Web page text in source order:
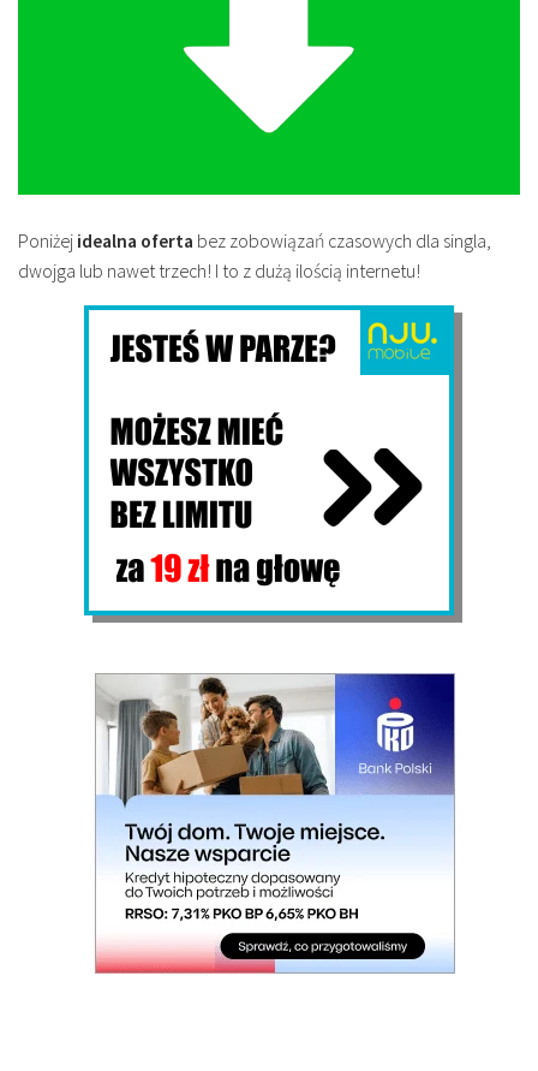
Poniżej idealna oferta bez zobowiązań czasowych dla singla,
dwojga lub nawet trzech! I to z dużą ilością internetu!